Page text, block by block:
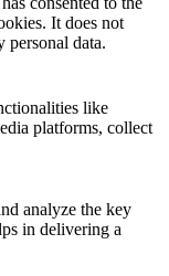
It does not
personal data.
like
platforms, collect
analyze the key
in delivering a